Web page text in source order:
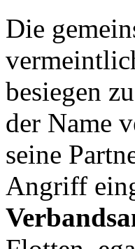
Die
besiegen
der Name
seine
Angriff